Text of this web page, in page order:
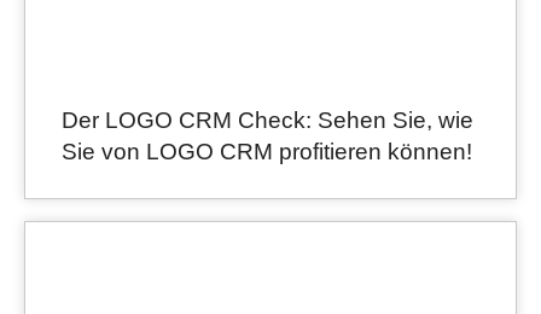
Der LOGO CRM Check: Sehen Sie, wie
Sie von LOGO CRM profitieren können!